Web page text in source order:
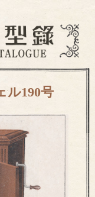
ル190号